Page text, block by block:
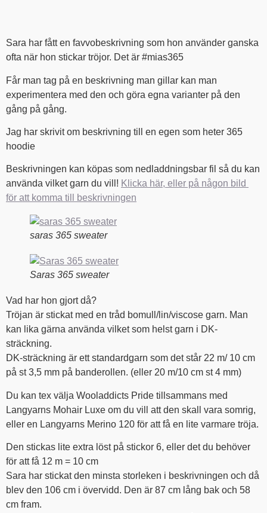
Sara har fått en favvobeskrivning som hon använder ganska
ofta när hon stickar tröjor. Det är #mias365
Får man tag på en beskrivning man gillar kan man
experimentera med den och göra egna varianter på den
gång på gång.
Jag har skrivit om beskrivning till en egen som heter 365
hoodie
Beskrivningen kan köpas som nedladdningsbar fil så du kan
använda vilket garn du vill! Klicka här, eller på någon bild
för att komma till beskrivningen
saras 365 sweater
Saras 365 sweater
Vad har hon gjort då?
Tröjan är stickat med en tråd bomull/lin/viscose garn. Man
kan lika gärna använda vilket som helst garn i DK-
sträckning.
DK-sträckning är ett standardgarn som det står 22 m/ 10 cm
på st 3,5 mm på banderollen. (eller 20 m/10 cm st 4 mm)
Du kan tex välja Wooladdicts Pride tillsammans med
Langyarns Mohair Luxe om du vill att den skall vara somrig,
eller en Langyarns Merino 120 för att få en lite varmare tröja.
Den stickas lite extra löst på stickor 6, eller det du behöver
för att få 12 m = 10 cm
Sara har stickat den minsta storleken i beskrivningen och då
blev den 106 cm i övervidd. Den är 87 cm lång bak och 58
cm fram.